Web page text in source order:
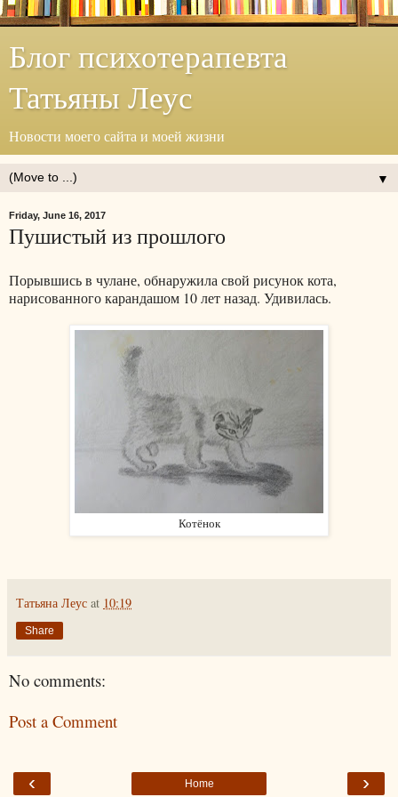
Блог психотерапевта
Татьяны Леус
Новости моего сайта и моей жизни
▼
Friday, June 16, 2017
Пушистый из прошлого
Порывшись в чулане, обнаружила свой рисунок кота,
нарисованного карандашом 10 лет назад. Удивилась.
Котёнок
Татьяна Леус at 10:19
Share
No comments:
Post a Comment
‹ ›
Home